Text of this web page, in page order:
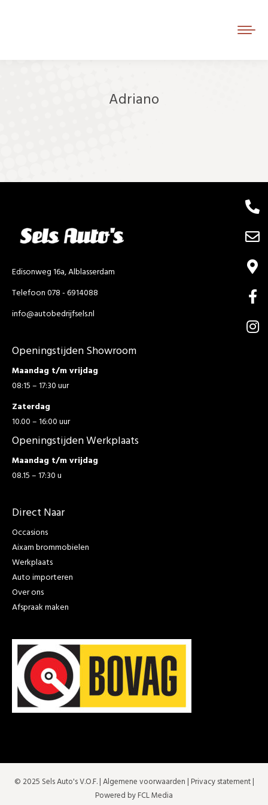
Adriano
Edisonweg 16a, Alblasserdam
Telefoon 078 - 6914088
info@autobedrijfsels.nl
Openingstijden Showroom
Maandag t/m vrijdag
08:15 – 17:30 uur
Zaterdag
10.00 – 16:00 uur
Openingstijden Werkplaats
Maandag t/m vrijdag
08.15 – 17:30 u
Direct Naar
Occasions
Aixam brommobielen
Werkplaats
Auto importeren
Over ons
Afspraak maken
© 2025 Sels Auto's V.O.F. |Algemene voorwaarden | Privacy statement|
Powered by FCL Media